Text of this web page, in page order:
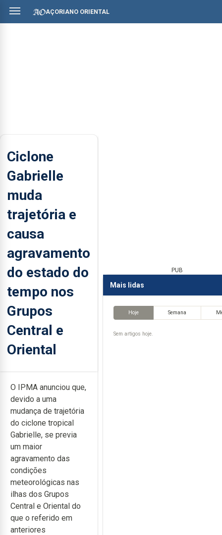
AÇORIANO ORIENTAL
Ciclone
Gabrielle
muda
trajetória e
causa
agravamento
do estado do
tempo nos
Grupos
Central e
Oriental
O IPMA anunciou que,
devido a uma
mudança de trajetória
do ciclone tropical
Gabrielle, se previa
um maior
agravamento das
condições
meteorológicas nas
ilhas dos Grupos
Central e Oriental do
que o referido em
anteriores
PUB
Mais lidas
Hoje Semana
Sem artigos hoje.